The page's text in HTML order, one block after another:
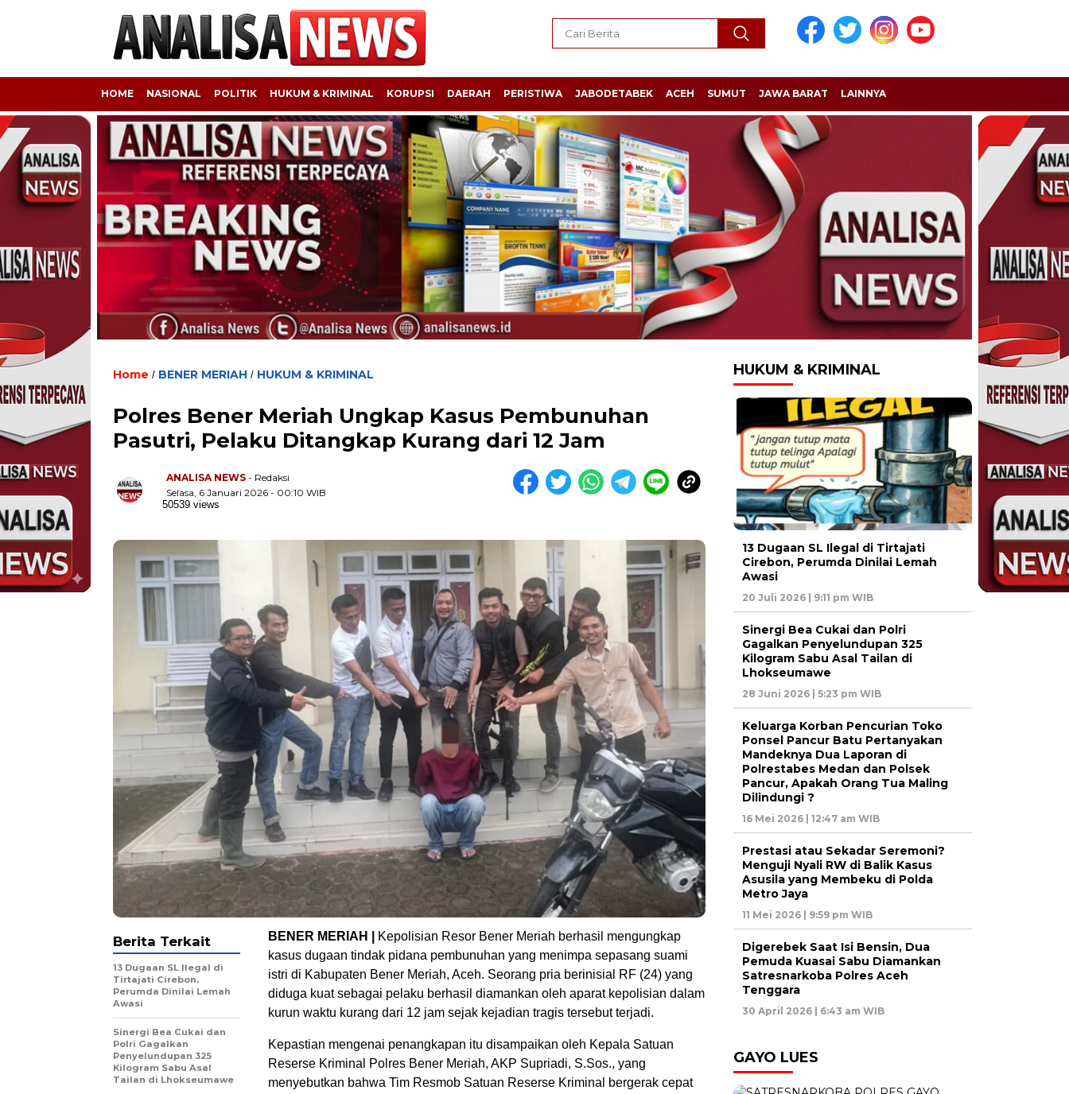
HOME NASIONAL POLITIK HUKUM & KRIMINAL KORUPSI DAERAH PERISTIWA JABODETABEK ACEH SUMUT JAWA BARAT LAINNYA
Home / BENER MERIAH / HUKUM & KRIMINAL
Polres Bener Meriah Ungkap Kasus Pembunuhan
Pasutri, Pelaku Ditangkap Kurang dari 12 Jam
ANALISA NEWS - Redaksi
Selasa, 6 Januari 2026 - 00:10 WIB
50539 views
BENER MERIAH |
Kepolisian Resor Bener Meriah berhasil mengungkap
kasus dugaan tindak pidana pembunuhan yang menimpa sepasang suami
istri di Kabupaten Bener Meriah, Aceh. Seorang pria berinisial RF (24) yang
diduga kuat sebagai pelaku berhasil diamankan oleh aparat kepolisian dalam
kurun waktu kurang dari 12 jam sejak kejadian tragis tersebut terjadi.
Kepastian mengenai penangkapan itu disampaikan oleh Kepala Satuan
Reserse Kriminal Polres Bener Meriah, AKP Supriadi, S.Sos., yang
menyebutkan bahwa Tim Resmob Satuan Reserse Kriminal bergerak cepat
Berita Terkait
13 Dugaan SL Ilegal di
Tirtajati Cirebon,
Perumda Dinilai Lemah
Awasi
Sinergi Bea Cukai dan
Polri Gagalkan
Penyelundupan 325
Kilogram Sabu Asal
Tailan di Lhokseumawe
HUKUM & KRIMINAL
13 Dugaan SL Ilegal di Tirtajati
Cirebon, Perumda Dinilai Lemah
Awasi
20 Juli 2026 | 9:11 pm WIB
Sinergi Bea Cukai dan Polri
Gagalkan Penyelundupan 325
Kilogram Sabu Asal Tailan di
Lhokseumawe
28 Juni 2026 | 5:23 pm WIB
Keluarga Korban Pencurian Toko
Ponsel Pancur Batu Pertanyakan
Mandeknya Dua Laporan di
Polrestabes Medan dan Polsek
Pancur, Apakah Orang Tua Maling
Dilindungi ?
16 Mei 2026 | 12:47 am WIB
Prestasi atau Sekadar Seremoni?
Menguji Nyali RW di Balik Kasus
Asusila yang Membeku di Polda
Metro Jaya
11 Mei 2026 | 9:59 pm WIB
Digerebek Saat Isi Bensin, Dua
Pemuda Kuasai Sabu Diamankan
Satresnarkoba Polres Aceh
Tenggara
30 April 2026 | 6:43 am WIB
GAYO LUES